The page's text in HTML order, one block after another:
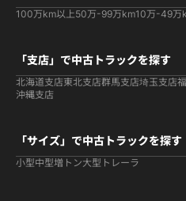
100万km以上50万-99万km10万-49万
「支店」で中古トラックを探す
北海道支店東北支店群馬支店埼玉支店
沖縄支店
「サイズ」で中古トラックを探す
小型中型増トン大型 トレーラ